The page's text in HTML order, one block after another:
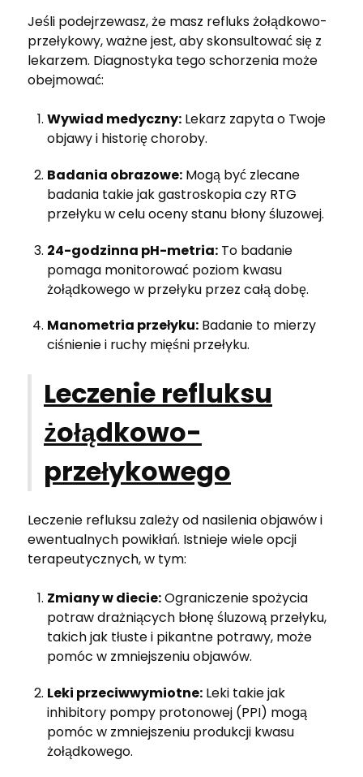
Jeśli podejrzewasz, że masz refluks żołądkowo-
przełykowy, ważne jest, aby skonsultować się z
lekarzem. Diagnostyka tego schorzenia może
obejmować:
Wywiad medyczny: Lekarz zapyta o Twoje
objawy i historię choroby.
Badania obrazowe: Mogą być zlecane
badania takie jak gastroskopia czy RTG
przełyku w celu oceny stanu błony śluzowej.
24-godzinna pH-metria: To badanie
pomaga monitorować poziom kwasu
żołądkowego w przełyku przez całą dobę.
Manometria przełyku: Badanie to mierzy
ciśnienie i ruchy mięśni przełyku.
Leczenie refluksu
żołądkowo-
przełykowego
Leczenie refluksu zależy od nasilenia objawów i
ewentualnych powikłań. Istnieje wiele opcji
terapeutycznych, w tym:
Zmiany w diecie:Ograniczenie spożycia
potraw drażniących błonę śluzową przełyku,
takich jak tłuste i pikantne potrawy, może
pomóc w zmniejszeniu objawów.
Leki przeciwwymiotne: Leki takie jak
inhibitory pompy protonowej (PPI) mogą
pomóc w zmniejszeniu produkcji kwasu
żołądkowego.